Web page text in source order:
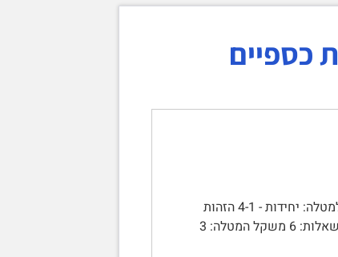
כספיים
מטלת מנחה )ממ"ן( 11 | הקורס: - 10280יסודות החשבונאות | חומר הלימוד למטלה: יחידות - 4-1 הזהות
החשבונאית, המסגרת המושגית, דוחות כספיים - מאזן | ודוח רווח או הפסד | מספר השאלות: 6 משקל המטלה: 3